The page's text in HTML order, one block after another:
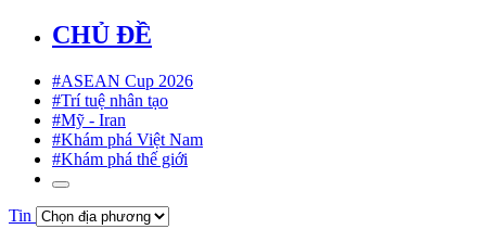
CHỦ ĐỀ
#ASEAN Cup 2026
#Trí tuệ nhân tạo
#Mỹ - Iran
#Khám phá Việt Nam
#Khám phá thế giới
Tin